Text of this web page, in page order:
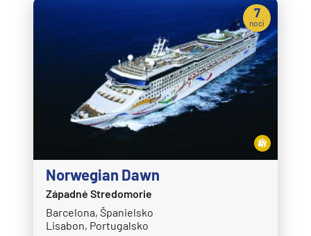
Norwegian Dawn
Západné Stredomorie
Barcelona, Španielsko
Lisabon, Portugalsko
7
nocí